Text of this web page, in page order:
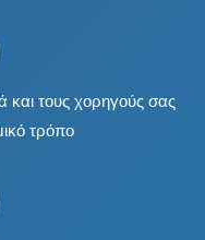
και τους χορηγούς σας
τρόπο